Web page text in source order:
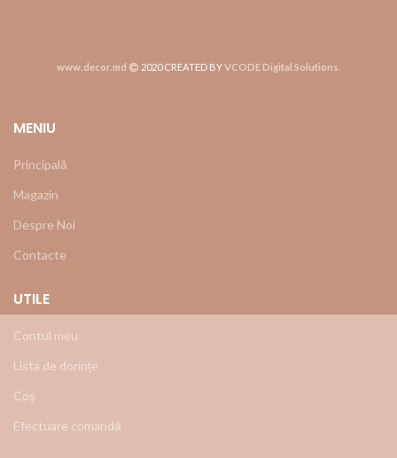
www.decor.md 2020 CREATED BYVCODE Digital Solutions
MENIU
Principală
Magazin
Despre Noi
Contacte
UTILE
Contul meu
Lista de dorințe
Coș
Efectuare comandă